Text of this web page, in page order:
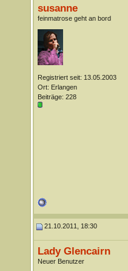
susanne
feinmatrose geht an bord
Registriert seit: 13.05.2003
Ort: Erlangen
Beiträge: 228
21.10.2011, 18:30
Lady Glencairn
Neuer Benutzer